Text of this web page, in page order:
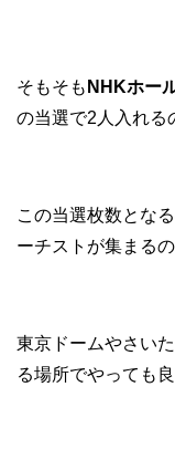
そもそも NHKホー
の当選で2人入れる
この当選枚数とな
ーチストが集まるの
東京ドームやさい
る場所でやっても